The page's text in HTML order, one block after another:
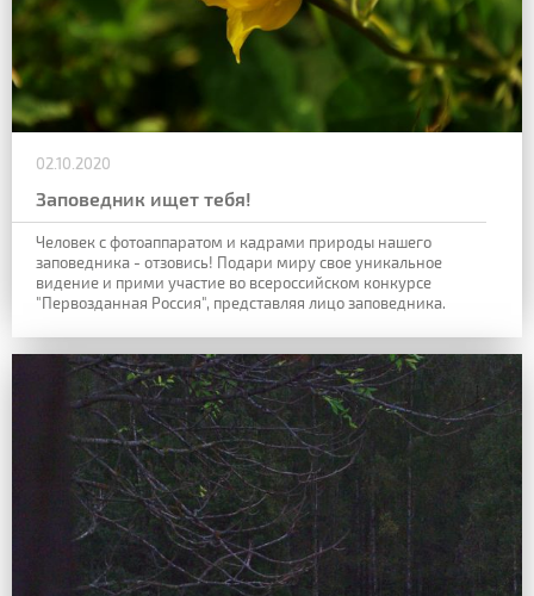
02.10.2020
Заповедник ищет тебя!
Человек с фотоаппаратом и кадрами природы нашего
заповедника - отзовись! Подари миру свое уникальное
видение и прими участие во всероссийском конкурсе
"Первозданная Россия", представляя лицо заповедника.